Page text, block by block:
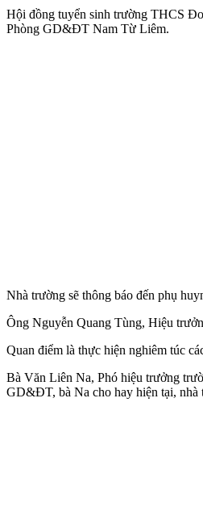
Hội đồng tuyển sinh trường THCS
Phòng GD&ĐT Nam Từ Liêm.
Nhà trường sẽ thông báo đến phụ
Ông Nguyễn Quang Tùng, Hiệu
Quan điểm là thực hiện nghiêm túc
Bà Văn Liên Na, Phó hiệu trưởng
GD&ĐT, bà Na cho hay hiện tại, nhà